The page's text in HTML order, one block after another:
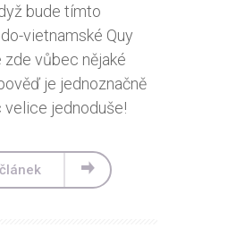
bude tímto
vietnamské Quy
zde vůbec nějaké
je jednoznačně
velice jednoduše!